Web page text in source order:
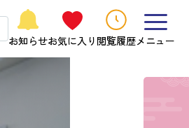
お知らせお気に入り 閲覧履歴メニュー